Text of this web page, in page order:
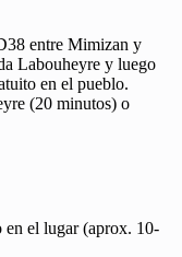
entre Mimizan y
Labouheyre y luego
en el pueblo.
(20 minutos) o
en el lugar (aprox. 10-